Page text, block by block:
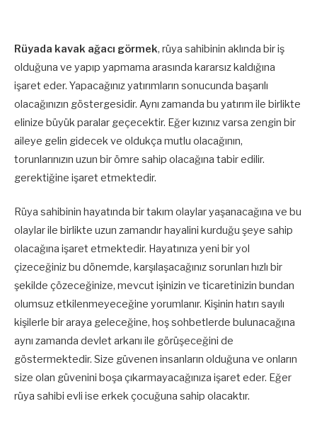
Rüyada kavak ağacı görmek, rüya sahibinin aklında bir iş
olduğuna ve yapıp yapmama arasında kararsız kaldığına
işaret eder. Yapacağınız yatırımların sonucunda başarılı
olacağınızın göstergesidir. Aynı zamanda bu yatırım ile birlikte
elinize büyük paralar geçecektir. Eğer kızınız varsa zengin bir
aileye gelin gidecek ve oldukça mutlu olacağının,
torunlarınızın uzun bir ömre sahip olacağına tabir edilir.
gerektiğine işaret etmektedir.
Rüya sahibinin hayatında bir takım olaylar yaşanacağına ve bu
olaylar ile birlikte uzun zamandır hayalini kurduğu şeye sahip
olacağına işaret etmektedir. Hayatınıza yeni bir yol
çizeceğiniz bu dönemde, karşılaşacağınız sorunları hızlı bir
şekilde çözeceğinize, mevcut işinizin ve ticaretinizin bundan
olumsuz etkilenmeyeceğine yorumlanır. Kişinin hatırı sayılı
kişilerle bir araya geleceğine, hoş sohbetlerde bulunacağına
aynı zamanda devlet arkanı ile görüşeceğini de
göstermektedir. Size güvenen insanların olduğuna ve onların
size olan güvenini boşa çıkarmayacağınıza işaret eder. Eğer
rüya sahibi evli ise erkek çocuğuna sahip olacaktır.